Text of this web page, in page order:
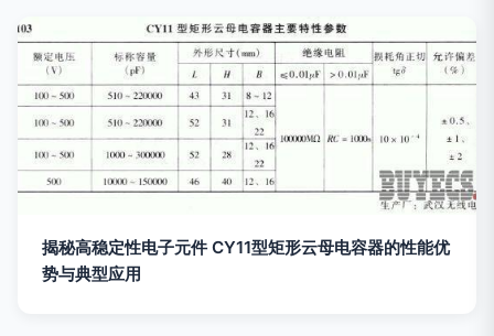
揭秘高稳定性电子元件 CY11型矩形云母电容器的性能优
势与典型应用